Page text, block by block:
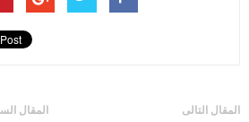
المقال المقال التالى